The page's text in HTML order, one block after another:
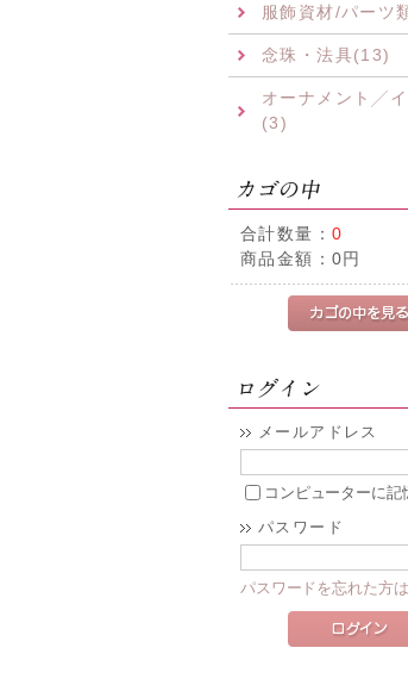
服飾資材/パーツ
念珠・法具(13)
オーナメント╱
(3)
合計数量： 0
商品金額： 0円
メールアドレス
コンピューターに記
パスワード
パスワードを忘れた方